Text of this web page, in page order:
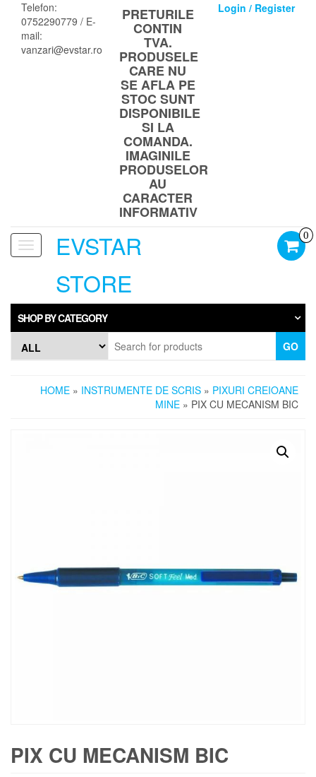
content
Telefon:
0752290779 / E-
mail:
vanzari@evstar.ro
PRETURILE
CONTIN
TVA.
PRODUSELE
CARE NU
SE AFLA PE
STOC SUNT
DISPONIBILE
SI LA
COMANDA.
IMAGINILE
PRODUSELOR
AU
CARACTER
INFORMATIV
Login / Register
Toggle
navigationEVSTAR
STORE
0
SHOP BY CATEGORY
GO
HOME » INSTRUMENTE DE SCRIS » PIXURI CREIOANE
MINE » PIX CU MECANISM BIC
PIX CU MECANISM BIC